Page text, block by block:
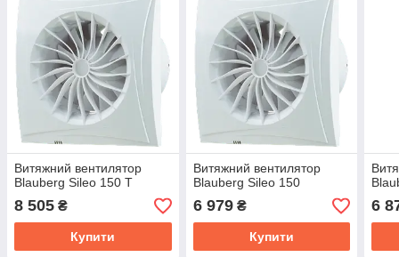
Витяжний вентилятор
Blauberg Sileo 150 T
8 505 ₴
Купити
Витяжний вентилятор
Blauberg Sileo 150
6 979₴
Купити
6